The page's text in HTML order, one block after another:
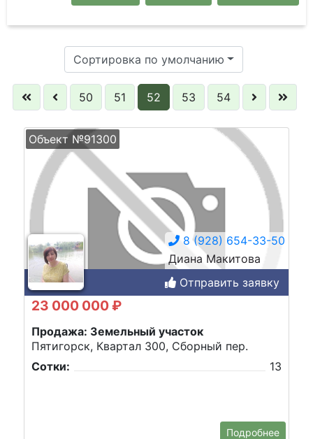
Сортировка по умолчанию
50 51 52 53 54
Объект №91300
8 (928) 654-33-50
Диана Макитова
Отправить заявку
23 000 000 ₽
Продажа: Земельный участок
Пятигорск, Квартал 300, Сборный пер.
Сотки:
13
Подробнее